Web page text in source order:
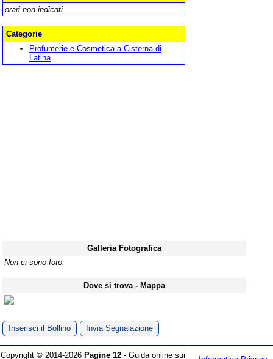
orari non indicati
Categorie
Profumerie e Cosmetica a Cisterna di
Latina
Galleria Fotografica
Non ci sono foto.
Dove si trova - Mappa
Inserisci il Bollino Invia Segnalazione
Copyright © 2014-2026 Pagine 12 - Guida online sui